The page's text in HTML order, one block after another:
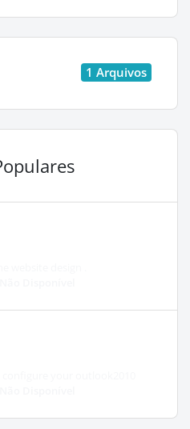
1 Arquivos